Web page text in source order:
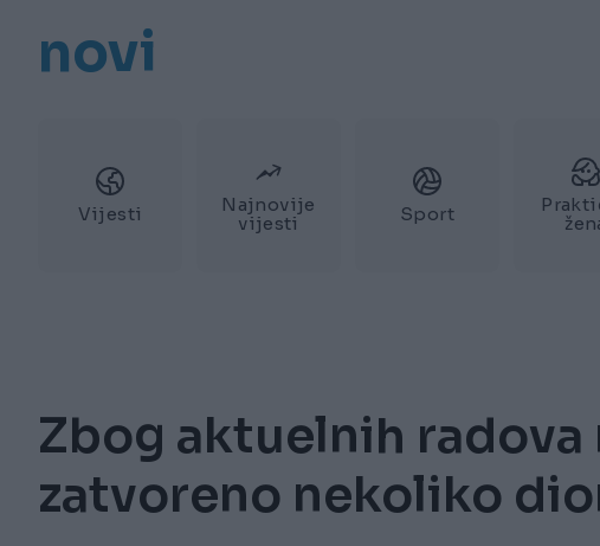
novi
Vijesti
Najnovije
vijesti
Sport
Zbog aktuelnih radova
zatvoreno nekoliko